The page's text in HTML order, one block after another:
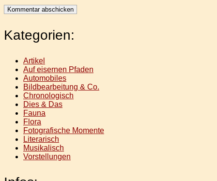
Kategorien:
Artikel
Auf eisernen Pfaden
Automobiles
Bildbearbeitung & Co.
Chronologisch
Dies & Das
Fauna
Flora
Fotografische Momente
Literarisch
Musikalisch
Vorstellungen